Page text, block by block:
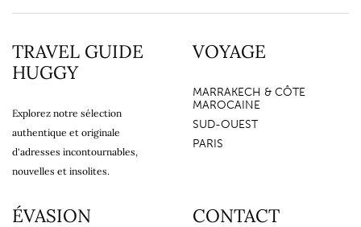
TRAVEL GUIDE
HUGGY
Explorez notre sélection
authentique et originale
d'adresses incontournables,
nouvelles et insolites.
VOYAGE
MARRAKECH & CÔTE
MAROCAINE
SUD-OUEST
PARIS
ÉVASION CONTACT